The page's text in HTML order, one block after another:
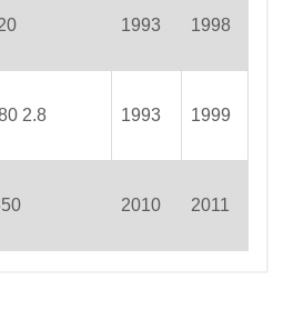
1993 1998
2.8 1993 1999
2010 2011